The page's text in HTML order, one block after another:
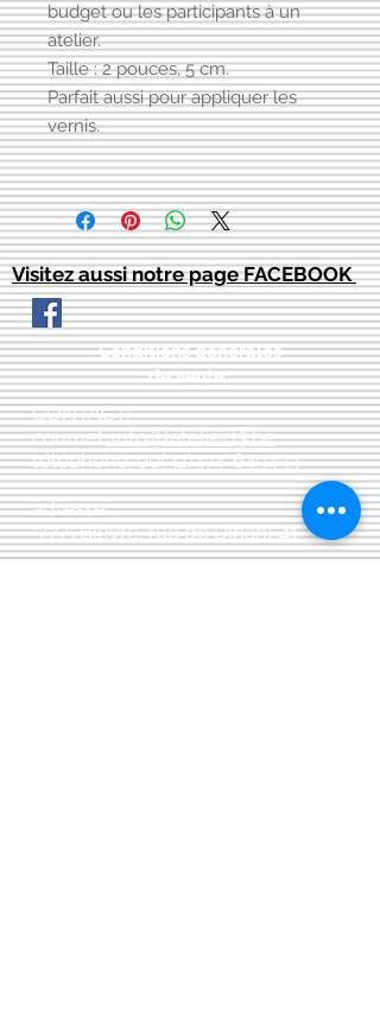
budget ou les participants à un
atelier.
Taille : 2 pouces, 5 cm.
Parfait aussi pour appliquer les
vernis.
Visitez aussi notre page FACEBOOK
Conditions générales
de vente::
CONTACT:
courriel:info@latelier13.be
téléphone:00(32)474-649433
adresse:
5555 Bièvre, rue de Dinant 41